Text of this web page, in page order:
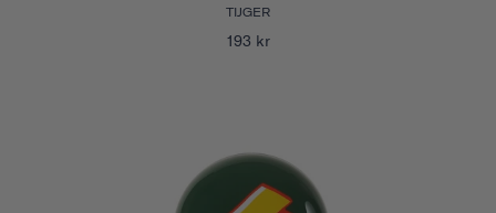
TIJGER
193 kr